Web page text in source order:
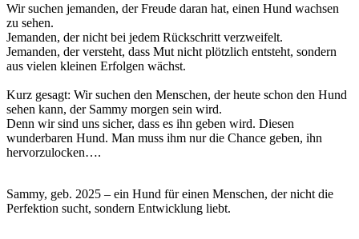
Wir suchen jemanden, der Freude daran hat, einen Hund wachsen
zu sehen.
Jemanden, der nicht bei jedem Rückschritt verzweifelt.
Jemanden, der versteht, dass Mut nicht plötzlich entsteht, sondern
aus vielen kleinen Erfolgen wächst.
Kurz gesagt: Wir suchen den Menschen, der heute schon den Hund
sehen kann, der Sammy morgen sein wird.
Denn wir sind uns sicher, dass es ihn geben wird. Diesen
wunderbaren Hund. Man muss ihm nur die Chance geben, ihn
hervorzulocken….
Sammy, geb. 2025 – ein Hund für einen Menschen, der nicht die
Perfektion sucht, sondern Entwicklung liebt.